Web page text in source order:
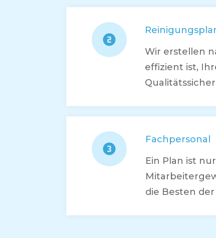
Wir erstellen
effizient ist,
Fachpersonal
Ein Plan ist
die Besten